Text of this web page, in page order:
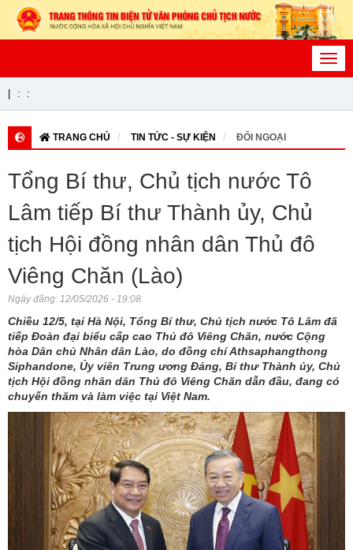
: :
TRANG CHỦ TIN TỨC - SỰ KIỆN ĐỐI NGOẠI
Tổng Bí thư, Chủ tịch nước Tô
Lâm tiếp Bí thư Thành ủy, Chủ
tịch Hội đồng nhân dân Thủ đô
Viêng Chăn (Lào)
Ngày đăng: 12/05/2026 - 19:08
Chiều 12/5, tại Hà Nội, Tổng Bí thư, Chủ tịch nước Tô Lâm đã
tiếp Đoàn đại biểu cấp cao Thủ đô Viêng Chăn, nước Cộng
hòa Dân chủ Nhân dân Lào, do đồng chí Athsaphangthong
Siphandone, Ủy viên Trung ương Đảng, Bí thư Thành ủy, Chủ
tịch Hội đồng nhân dân Thủ đô Viêng Chăn dẫn đầu, đang có
chuyến thăm và làm việc tại Việt Nam.